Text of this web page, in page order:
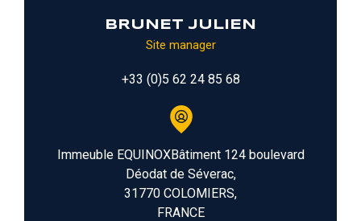
BRUNET JULIEN
Site manager
+33 (0)5 62 24 85 68
Immeuble EQUINOXBâtiment 124 boulevard
Déodat de Séverac,
31770 COLOMIERS,
FRANCE